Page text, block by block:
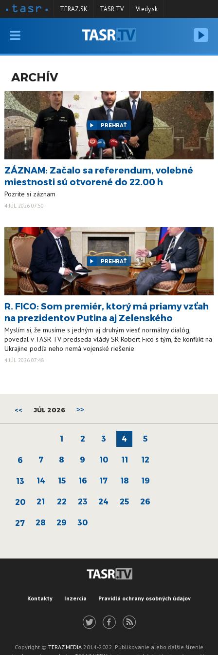
VYSIELANIE
SPRAVODAJSTVO
KONTAKT
ARCHÍV
TERAZ.SK TASR TV Vtedy.sk
ARCHÍV
PREHRAŤ
ZÁZNAM: Začalo sa referendum, volebné
miestnosti sú otvorené do 22.00 h
Pozrite si záznam
4 JÚL 2026 07:50
PREHRAŤ
R. FICO: Som premiér, ktorý má priamy vzťah
na prezidentov Putina aj Zelenského
Myslím si, že musíme s jedným aj druhým viesť normálny dialóg,
povedal v TASR TV predseda vlády SR Robert Fico s tým, že konflikt na
Ukrajine podľa neho nemá vojenské riešenie
4 JÚL 2026 07:48
<< JÚL 2026 >>
1 2 3 4 5
6 7 8 9 10 11 12
13 14 15 16 17 18 19
20 21 22 23 24 25 26
27 28 29 30
Kontakty Inzercia Pravidlá ochrany osobných údajov
Copyright © TERAZ MEDIA 2014-2022. Publikovanie alebo ďalšie šírenie